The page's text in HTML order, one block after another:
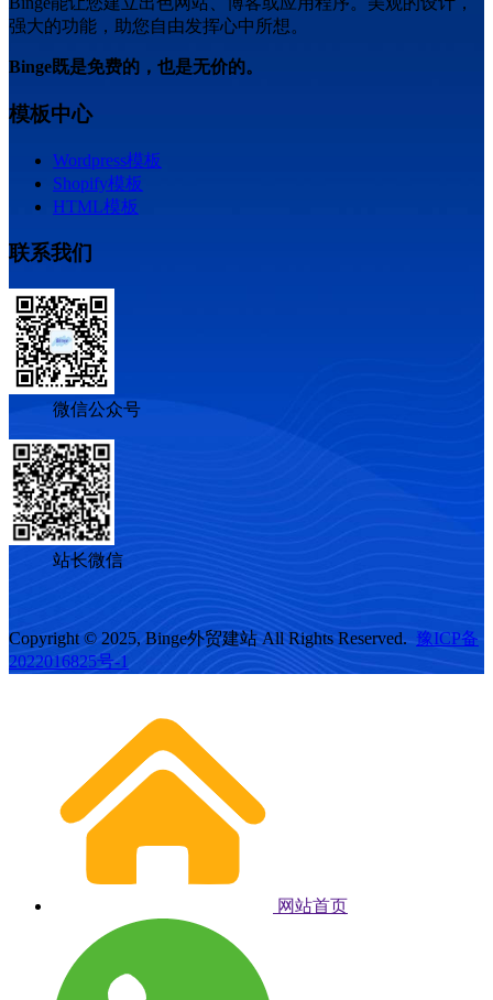
强大的功能，助您自由发挥心中所想。
Binge既是免费的，也是无价的。
模板中心
Wordpress模板
Shopify模板
HTML模板
联系我们
微信公众号
站长微信
Copyright © 2025, Binge外贸建站 All Rights Reserved. 豫ICP备
2022016825号-1
网站首页